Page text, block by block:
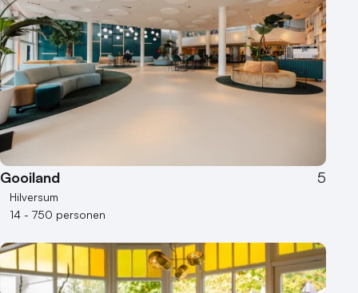
Gooiland 5
Hilversum
14 - 750 personen